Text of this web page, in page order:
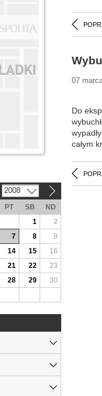
07
Do
całym
2008
PT SB
ND
1
2
7 8
9
14 15
16
21 22
23
28 29
30